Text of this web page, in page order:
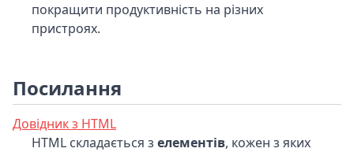
покращити продуктивність на різних
пристроях.
Посилання
Довідник з HTML
HTML складається з елементів, кожен з яких